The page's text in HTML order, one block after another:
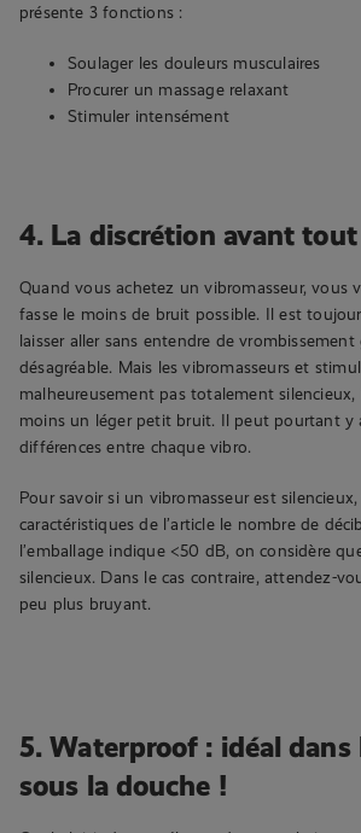
présente 3 fonctions :
Soulager les douleurs musculaires
Procurer un massage relaxant
Stimuler intensément
4. La discrétion avant
Quand vous achetez un vibromasseur, vous
fasse le moins de bruit possible. Il est
laisser aller sans entendre de
désagréable. Mais les vibromasseurs et
malheureusement pas totalement
moins un léger petit bruit. Il peut pourtant y
différences entre chaque vibro.
Pour savoir si un vibromasseur est
caractéristiques de l’article le nombre de
l’emballage indique <50 dB, on considère
silencieux. Dans le cas contraire, attendez-
peu plus bruyant.
5. Waterproof : idéal dans
sous la douche !